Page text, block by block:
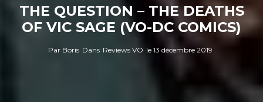
THE QUESTION – THE DEATHS
OF VIC SAGE (VO-DC COMICS)
Par Boris Dans Reviews VO le 13 décembre 2019